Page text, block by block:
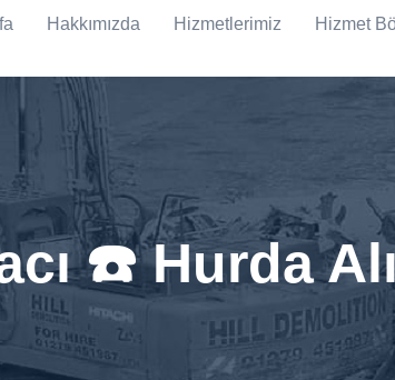
Hakkımızda Hizmetlerimiz Hizmet
☎️ Hurda